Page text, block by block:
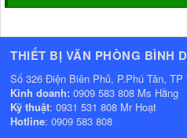
THIẾT BỊ VĂN PHÒNG BÌNH
Số 326 Điện Biên Phủ, P.Phú Tân,
Kinh doanh: 0909 583 808 Ms Hằng
Kỹ thuật: 0931 531 808 Mr Hoạt
Hotline: 0909 583 808